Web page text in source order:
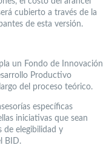
cubierto a través de la
de esta versión.
un Fondo de Innovación
Productivo
del proceso teórico.
específicas
iniciativas que sean
de elegibilidad y
BID.